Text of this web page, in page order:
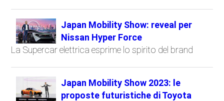
Japan Mobility Show: reveal per
Nissan Hyper Force
La Supercar elettrica esprime lo spirito del brand
Japan Mobility Show 2023: le
proposte futuristiche di Toyota